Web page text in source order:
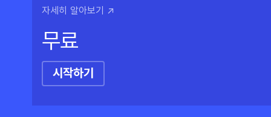
자세히 알아보기 ↗
무료
시작하기